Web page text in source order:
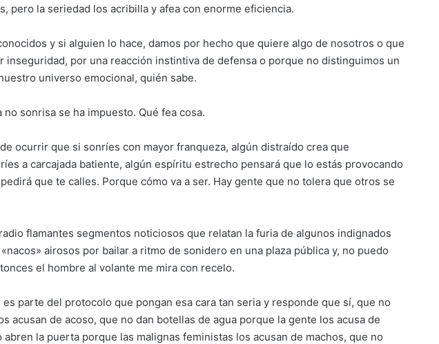
pero la seriedad los acribilla y afea con enorme eficiencia.
y si alguien lo hace, damos por hecho que quiere algo de nosotros o que
inseguridad, por una reacción instintiva de defensa o porque no distinguimos un
universo emocional, quién sabe.
no sonrisa se ha impuesto. Qué fea cosa.
ocurrir que si sonríes con mayor franqueza, algún distraído crea que
a carcajada batiente, algún espíritu estrecho pensará que lo estás provocando
que te calles. Porque cómo va a ser. Hay gente que no tolera que otros se
flamantes segmentos noticiosos que relatan la furia de algunos indignados
airosos por bailar a ritmo de sonidero en una plaza pública y, no puedo
el hombre al volante me mira con recelo.
parte del protocolo que pongan esa cara tan seria y responde que sí, que no
acusan de acoso, que no dan botellas de agua porque la gente los acusa de
la puerta porque las malignas feministas los acusan de machos, que no